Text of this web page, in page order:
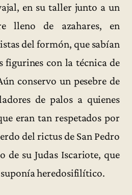
en su taller junto a un
lleno de azahares, en
del formón, que sabían
figurines con la técnica de
conservo un pesebre de
de palos a quienes
eran tan respetados por
del rictus de San Pedro
su Judas Iscariote, que
heredosifilítico.